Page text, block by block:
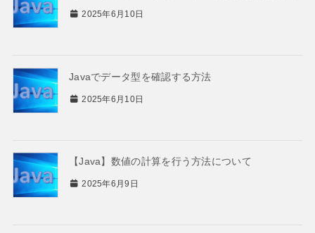
2025年6月10日
Javaでデータ型を確認する方法
2025年6月10日
【Java】数値の計算を行う方法について
2025年6月9日